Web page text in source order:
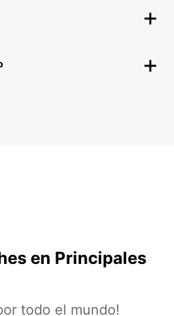
en Principales
todo el mundo!